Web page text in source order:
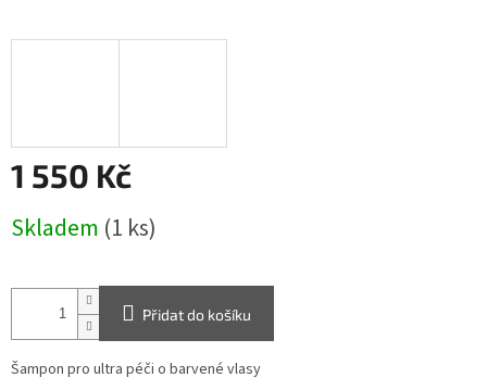
1 550 Kč
cena:
Skladem (1 ks)
Přidat do košíku
Šampon pro ultra péči o barvené vlasy